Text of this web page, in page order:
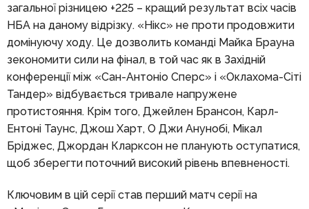
загальної різницею +225 – кращий результат всіх часів
НБА на даному відрізку. «Нікс» не проти продовжити
домінуючу ходу. Це дозволить команді Майка Брауна
зекономити сили на фінал, в той час як в Західній
конференції між «Сан-Антоніо Сперс» і «Оклахома-Сіті
Тандер» відбувається тривале напружене
протистояння. Крім того, Джейлен Брансон, Карл-
Ентоні Таунс, Джош Харт, О Джи Анунобі, Мікал
Бріджес, Джордан Кларксон не планують оступатися,
щоб зберегти поточний високий рівень впевненості.
Ключовим в цій серії став перший матч серії на